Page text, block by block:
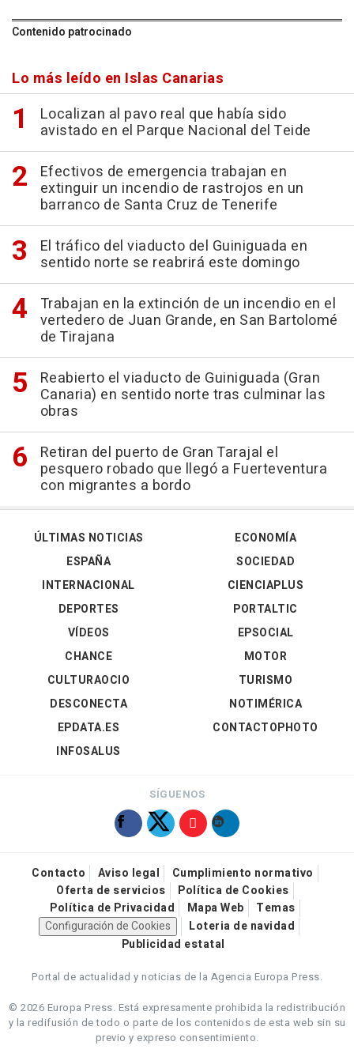
Contenido patrocinado
Lo más leído en Islas Canarias
Localizan al pavo real que había sido
avistado en el Parque Nacional del Teide
Efectivos de emergencia trabajan en
extinguir un incendio de rastrojos en un
barranco de Santa Cruz de Tenerife
El tráfico del viaducto del Guiniguada en
sentido norte se reabrirá este domingo
Trabajan en la extinción de un incendio en el
vertedero de Juan Grande, en San Bartolomé
de Tirajana
Reabierto el viaducto de Guiniguada (Gran
Canaria) en sentido norte tras culminar las
obras
Retiran del puerto de Gran Tarajal el
pesquero robado que llegó a Fuerteventura
con migrantes a bordo
ÚLTIMAS NOTICIAS
ESPAÑA
INTERNACIONAL
DEPORTES
VÍDEOS
ECONOMÍA
SOCIEDAD
CIENCIAPLUS
PORTALTIC
EPSOCIAL
CHANCE
CULTURAOCIO
DESCONECTA
EPDATA.ES
INFOSALUS
MOTOR
TURISMO
NOTIMÉRICA
CONTACTOPHOTO
SÍGUENOS
Contacto Aviso legal
Cumplimiento normativo
Oferta de servicios
Política de Cookies
Política de Privacidad
Mapa Web
Temas
Configuración de Cookies
Loteria de navidad
Publicidad estatal
Portal de actualidad y noticias de la Agencia Europa Press.
© 2026 Europa Press. Está expresamente prohibida la redistribución
y la redifusión de todo o parte de los contenidos de esta web sin su
previo y expreso consentimiento.